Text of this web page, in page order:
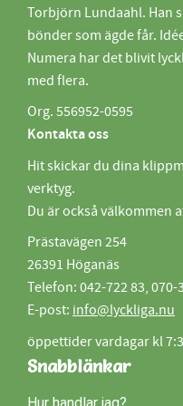
Torbjörn Lundaahl. Han
bönder som ägde får.
Numera har det blivit
med flera.
Org. 556952-0595
Kontakta oss
Hit skickar du dina
verktyg.
Du är också välkommen
Prästavägen 254
26391 Höganäs
Telefon: 042-722 83, 070-
E-post: info@lyckliga.nu
öppettider vardagar kl
Snabblänkar